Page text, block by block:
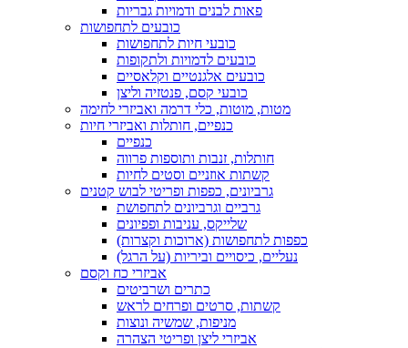
פאות לבנים ודמויות גבריות
כובעים לתחפושות
כובעי חיות לתחפושות
כובעים לדמויות ולתקופות
כובעים אלגנטיים וקלאסיים
כובעי קסם, פנטזיה וליצן
מטות, מוטות, כלי דרמה ואביזרי לחימה
כנפיים, חותלות ואביזרי חיות
כנפיים
חותלות, זנבות ותוספות פרווה
קשתות אוזניים וסטים לחיות
גרביונים, כפפות ופריטי לבוש קטנים
גרביים וגרביונים לתחפושת
שלייקס, עניבות ופפיונים
כפפות לתחפושות (ארוכות וקצרות)
נעליים, כיסויים וביריות (על הרגל)
אביזרי כח וקסם
כתרים ושרביטים
קשתות, סרטים ופרחים לראש
מניפות, שמשיה ונוצות
אביזרי ליצן ופריטי הצהרה